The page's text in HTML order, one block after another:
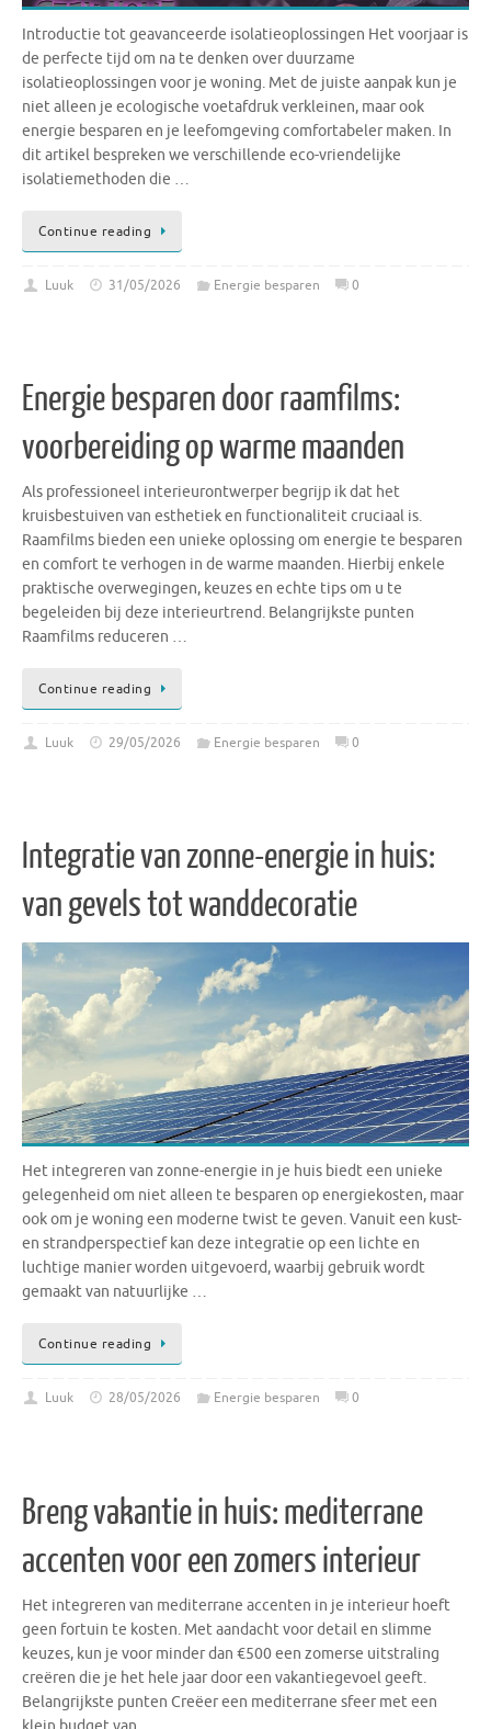
Introductie tot geavanceerde isolatieoplossingen Het voorjaar is
de perfecte tijd om na te denken over duurzame
isolatieoplossingen voor je woning. Met de juiste aanpak kun je
niet alleen je ecologische voetafdruk verkleinen, maar ook
energie besparen en je leefomgeving comfortabeler maken. In
dit artikel bespreken we verschillende eco-vriendelijke
isolatiemethoden die …
Continue reading
Luuk 31/05/2026 Energie besparen 0
Energie besparen door raamfilms:
voorbereiding op warme maanden
Als professioneel interieurontwerper begrijp ik dat het
kruisbestuiven van esthetiek en functionaliteit cruciaal is.
Raamfilms bieden een unieke oplossing om energie te besparen
en comfort te verhogen in de warme maanden. Hierbij enkele
praktische overwegingen, keuzes en echte tips om u te
begeleiden bij deze interieurtrend. Belangrijkste punten
Raamfilms reduceren …
Continue reading
Luuk 29/05/2026 Energie besparen 0
Integratie van zonne-energie in huis:
van gevels tot wanddecoratie
Het integreren van zonne-energie in je huis biedt een unieke
gelegenheid om niet alleen te besparen op energiekosten, maar
ook om je woning een moderne twist te geven. Vanuit een kust-
en strandperspectief kan deze integratie op een lichte en
luchtige manier worden uitgevoerd, waarbij gebruik wordt
gemaakt van natuurlijke …
Continue reading
Luuk 28/05/2026 Energie besparen 0
Breng vakantie in huis: mediterrane
accenten voor een zomers interieur
Het integreren van mediterrane accenten in je interieur hoeft
geen fortuin te kosten. Met aandacht voor detail en slimme
keuzes, kun je voor minder dan €500 een zomerse uitstraling
creëren die je het hele jaar door een vakantiegevoel geeft.
Belangrijkste punten Creëer een mediterrane sfeer met een